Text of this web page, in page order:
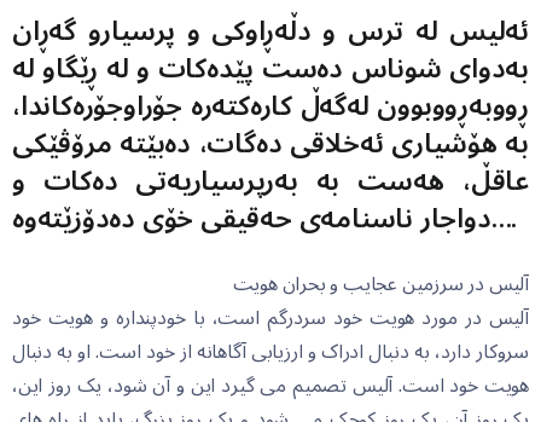
ئەلیس لە ترس و دڵەڕاوکی و پرسیارو گەڕان
بەدوای شوناس دەست پێدەکات و لە ڕێگاو لە
ڕووبەڕووبوون لەگەڵ کارەکتەرە جۆراوجۆرەکاندا،
بە هۆشیاری ئەخلاقی دەگات، دەبێتە مرۆڤێکی
عاقڵ، هەست بە بەرپرسیاریەتی دەکات و
دواجار ناسنامەی حەقیقی خۆی دەدۆزێتەوە….
آلیس در سرزمین عجایب و بحران هویت
آلیس در مورد هویت خود سردرگم است، با خودپندارە و هویت خود
سروکار دارد، بە دنبال ادراک و ارزیابی آگاهانە از خود است. او بە دنبال
هویت خود است. آلیس تصمیم می گیرد این و آن شود، یک روز این،